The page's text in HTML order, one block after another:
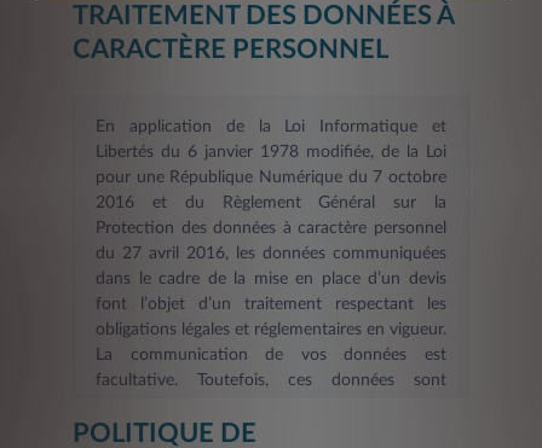
TRAITEMENT DES DONNÉES À
CARACTÈRE PERSONNEL
En application de la Loi Informatique et
Libertés du 6 janvier 1978 modifiée, de la Loi
pour une République Numérique du 7 octobre
2016 et du Règlement Général sur la
Protection des données à caractère personnel
du 27 avril 2016, les données communiquées
dans le cadre de la mise en place d’un devis
font l’objet d’un traitement respectant les
obligations légales et réglementaires en vigueur.
La communication de vos données est
facultative. Toutefois, ces données sont
d’information et/ou de devis en ligne. La durée
POLITIQUE DE